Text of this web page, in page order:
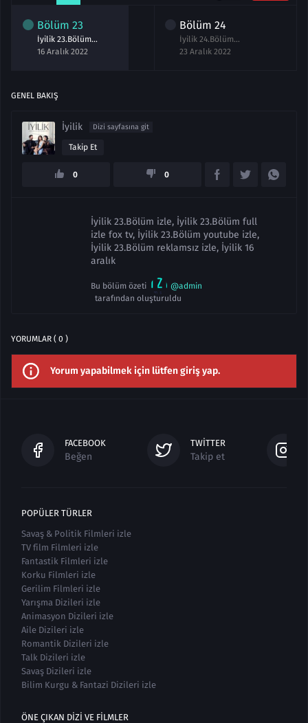
Bölüm 23
İyilik 23.Bölüm izle
16 Aralık 2022
Bölüm 24
İyilik 24.Bölüm izle
23 Aralık 2022
GENEL BAKIŞ
İyilik Dizi sayfasına git
Takip Et
0 0
İyilik 23.Bölüm izle, İyilik 23.Bölüm full
izle fox tv, İyilik 23.Bölüm youtube izle,
İyilik 23.Bölüm reklamsız izle, İyilik 16
aralık
Bu bölüm özeti
@admin
tarafından oluşturuldu
YORUMLAR ( 0 )
Yorum yapabilmek için lütfen giriş yap.
FACEBOOK
Beğen
TWITTER
Takip et
POPÜLER TÜRLER
Savaş & Politik Filmleri izle
TV film Filmleri izle
Fantastik Filmleri izle
Korku Filmleri izle
Gerilim Filmleri izle
Yarışma Dizileri izle
Animasyon Dizileri izle
Aile Dizileri izle
Romantik Dizileri izle
Talk Dizileri izle
Savaş Dizileri izle
Bilim Kurgu & Fantazi Dizileri izle
ÖNE ÇIKAN DIZI VE FILMLER